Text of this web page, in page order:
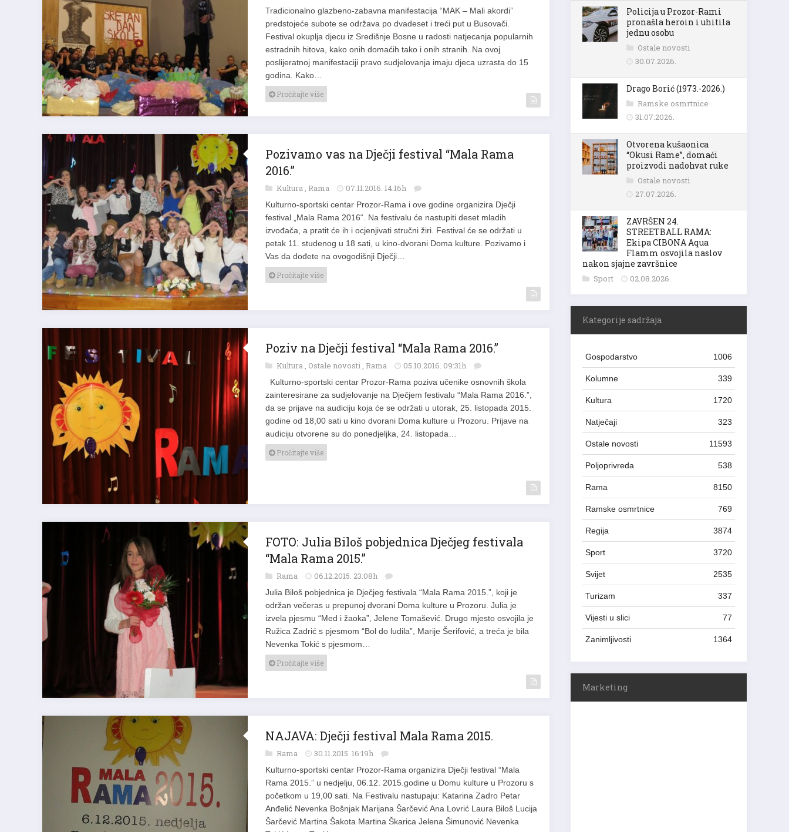
Tradicionalno glazbeno-zabavna manifestacija “MAK – Mali akordi”
predstojeće subote se održava po dvadeset i treći put u Busovači.
Festival okuplja djecu iz Središnje Bosne u radosti natjecanja popularnih
estradnih hitova, kako onih domaćih tako i onih stranih. Na ovoj
poslijeratnoj manifestaciji pravo sudjelovanja imaju djeca uzrasta do 15
godina. Kako…
Pročitajte više
Pozivamo vas na Dječji festival “Mala Rama
2016.”
Kultura , Rama 07.11.2016. 14:16h
Kulturno-sportski centar Prozor-Rama i ove godine organizira Dječji
festival „Mala Rama 2016“. Na festivalu će nastupiti deset mladih
izvođača, a pratit će ih i ocjenjivati stručni žiri. Festival će se održati u
petak 11. studenog u 18 sati, u kino-dvorani Doma kulture. Pozivamo i
Vas da dođete na ovogodišnji Dječji…
Pročitajte više
Poziv na Dječji festival “Mala Rama 2016.”
Kultura , Ostale novosti , Rama 05.10.2016. 09:31h
Kulturno-sportski centar Prozor-Rama poziva učenike osnovnih škola
zainteresirane za sudjelovanje na Dječjem festivalu “Mala Rama 2016.”,
da se prijave na audiciju koja će se održati u utorak, 25. listopada 2015.
godine od 18,00 sati u kino dvorani Doma kulture u Prozoru. Prijave na
audiciju otvorene su do ponedjeljka, 24. listopada…
Pročitajte više
FOTO: Julia Biloš pobjednica Dječjeg festivala
“Mala Rama 2015.”
Rama 06.12.2015. 23:08h
Julia Biloš pobjednica je Dječjeg festivala “Mala Rama 2015.”, koji je
održan večeras u prepunoj dvorani Doma kulture u Prozoru. Julia je
izvela pjesmu “Med i žaoka”, Jelene Tomašević. Drugo mjesto osvojila je
Ružica Zadrić s pjesmom “Bol do ludila”, Marije Šerifović, a treća je bila
Nevenka Tokić s pjesmom…
Pročitajte više
NAJAVA: Dječji festival Mala Rama 2015.
Rama 30.11.2015. 16:19h
Kulturno-sportski centar Prozor-Rama organizira Dječji festival “Mala
Rama 2015.” u nedjelju, 06.12. 2015.godine u Domu kulture u Prozoru s
početkom u 19,00 sati. Na Festivalu nastupaju: Katarina Zadro Petar
Anđelić Nevenka Bošnjak Marijana Šarčević Ana Lovrić Laura Biloš Lucija
Šarčević Martina Šakota Martina Škarica Jelena Šimunović Nevenka
Policija u Prozor-Rami
pronašla heroin i uhitila
jednu osobu
Ostale novosti
30.07.2026.
Drago Borić (1973.-2026.)
Ramske osmrtnice
31.07.2026.
Otvorena kušaonica
“Okusi Rame”, domaći
proizvodi nadohvat ruke
Ostale novosti
27.07.2026.
ZAVRŠEN 24.
STREETBALL RAMA:
Ekipa CIBONA Aqua
Flamm osvojila naslov
nakon sjajne završnice
Sport 02.08.2026.
Kategorije sadržaja
Gospodarstvo 1006
Kolumne 339
Kultura 1720
Natječaji 323
Ostale novosti 11593
Poljoprivreda 538
Rama 8150
Ramske osmrtnice 769
Regija 3874
Sport 3720
Svijet 2535
Turizam 337
Vijesti u slici 77
Zanimljivosti 1364
Marketing